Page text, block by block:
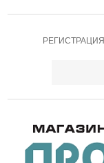
РЕГИСТРАЦИЯ